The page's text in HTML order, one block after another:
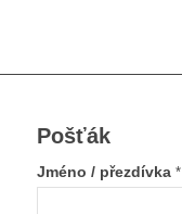
Pošťák
Jméno / přezdívka *